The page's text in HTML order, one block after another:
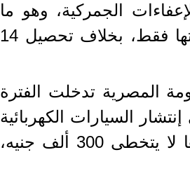
الجمركية، وهو ما
يجعل المستهلك يحصل عليها بسعر تكلفيتها فقط، بخلاف تحصيل 14
المصرية تدخلت الفترة
السيارات الكهربائية
فى الأسواق المصرية، والذى جعل سعرها لا يتخطى 300 ألف جنيه،
في واقعة غريبة، تعطلت سيارة ملك
السويد بعد تحركها لثوانٍ معدودة.